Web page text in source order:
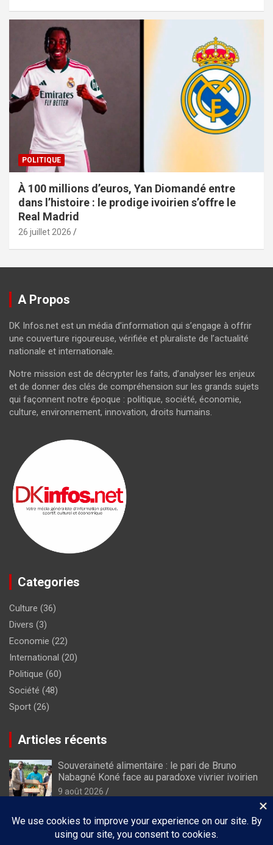
POLITIQUE
À 100 millions d’euros, Yan Diomandé entre
dans l’histoire : le prodige ivoirien s’offre le
Real Madrid
26 juillet 2026
A Propos
DK Infos.net est un média d’information qui s’engage à offrir
une couverture rigoureuse, vérifiée et pluraliste de l’actualité
nationale et internationale.
Notre mission est de décrypter les faits, d’analyser les enjeux
et de donner des clés de compréhension sur les grands sujets
qui façonnent notre époque : politique, société, économie,
culture, environnement, innovation, droits humains.
Categories
Culture (36)
Divers (3)
Economie (22)
International (20)
Politique (60)
Société (48)
Sport (26)
Articles récents
Souveraineté alimentaire : le pari de Bruno
Nabagné Koné face au paradoxe vivrier ivoirien
9 août 2026
Adiaké fait vibrer la Côte d’Ivoire : le rideau
tombe sur une 10ᵉ édition mémorable du Êlê
Festival